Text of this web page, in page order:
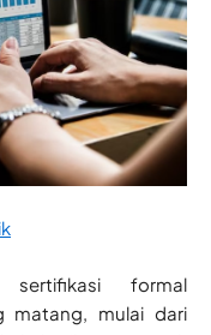
sertifikasi formal
matang, mulai dari